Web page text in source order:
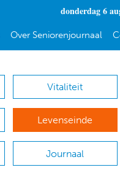
donderdag 6
Over Seniorenjournaal
Vitaliteit
Levenseinde
Journaal